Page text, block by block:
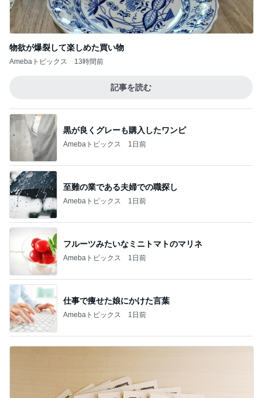
物欲が爆裂して楽しめた買い物
Amebaトピックス 13時間前
記事を読む
黒が良くグレーも購入したワンピ
Amebaトピックス 1日前
至難の業である夫婦での職探し
Amebaトピックス 1日前
フルーツみたいなミニトマトのマリネ
Amebaトピックス 1日前
仕事で痩せた娘にかけた言葉
Amebaトピックス 1日前